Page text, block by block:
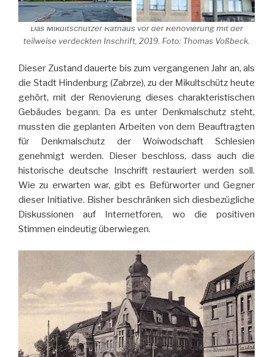
Das Mikultschützer Rathaus vor der Renovierung mit der
teilweise verdeckten Inschrift, 2019. Foto: Thomas Voßbeck.
Dieser Zustand dauerte bis zum vergangenen Jahr an, als
die Stadt Hindenburg (Zabrze), zu der Mikultschütz heute
gehört, mit der Renovierung dieses charakteristischen
Gebäudes begann. Da es unter Denkmalschutz steht,
mussten die geplanten Arbeiten von dem Beauftragten
für Denkmalschutz der Woiwodschaft Schlesien
genehmigt werden. Dieser beschloss, dass auch die
historische deutsche Inschrift restauriert werden soll.
Wie zu erwarten war, gibt es Befürworter und Gegner
dieser Initiative. Bisher beschränken sich diesbezügliche
Diskussionen auf Internetforen, wo die positiven
Stimmen eindeutig überwiegen.